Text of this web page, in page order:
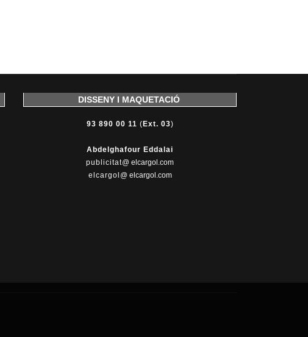
DISSENY I MAQUETACIÓ
93 890 00 11 ( Ext. 03)
Abdelghafour Eddalai
publicitat@ elcargol.com
elcargol @ elcargol.com